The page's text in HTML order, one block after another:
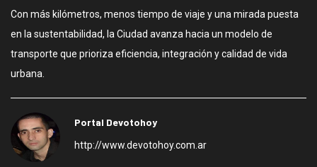
Con más kilómetros, menos tiempo de viaje y una mirada puesta
en la sustentabilidad, la Ciudad avanza hacia un modelo de
transporte que prioriza eficiencia, integración y calidad de vida
urbana.
Portal Devotohoy
http://www.devotohoy.com.ar